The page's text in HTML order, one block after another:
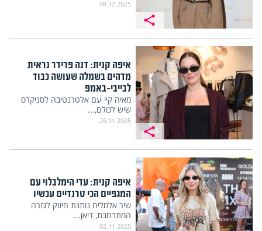
08.12.2025
איפה קנית: דנה פרידר נראית
מדהים בשמלה שעושה כבוד
לבייבי-באמפ
מאיה קיי עם אלטרנטיבה לסניקרס
שיש לכולם,...
26.11.2025
איפה קנית: עדי הימלבלוי עם
המגפיים הכי טרנדיים עכשיו
שיר אלמליח נותנת חיזוק לגזרה
המתרחבת, דיאן...
02.11.2025